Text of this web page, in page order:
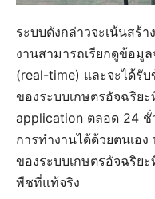
ระบบดังกล่าวจะเน้นสร้า
งานสามารถเรียกดูข้อมู
(real-time) และจะได้รั
ของระบบเกษตรอัจฉริย
application ตลอด 24 ชั่
การทำงานได้ด้วยตนเอง
ของระบบเกษตรอัจฉริย
พืชที่แท้จริง